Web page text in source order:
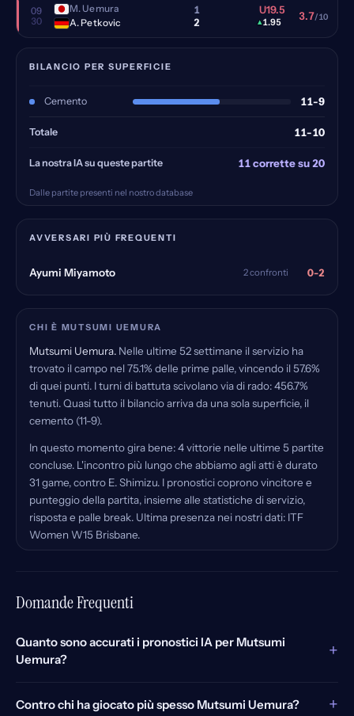
09
30
M. Uemura
A. Petkovic
1
2
U19.5
▴1.95 3.7/10
BILANCIO PER SUPERFICIE
Cemento 11-9
Totale 11-10
La nostra IA su queste partite 11 corrette su 20
Dalle partite presenti nel nostro database
AVVERSARI PIÙ FREQUENTI
Ayumi Miyamoto 2 confronti 0-2
CHI È MUTSUMI UEMURA
Mutsumi Uemura. Nelle ultime 52 settimane il servizio ha
trovato il campo nel 75.1% delle prime palle, vincendo il 57.6%
di quei punti. I turni di battuta scivolano via di rado: 456.7%
tenuti. Quasi tutto il bilancio arriva da una sola superficie, il
cemento (11-9).
In questo momento gira bene: 4 vittorie nelle ultime 5 partite
concluse. L'incontro più lungo che abbiamo agli atti è durato
31 game, contro E. Shimizu. I pronostici coprono vincitore e
punteggio della partita, insieme alle statistiche di servizio,
risposta e palle break. Ultima presenza nei nostri dati: ITF
Women W15 Brisbane.
Domande Frequenti
Quanto sono accurati i pronostici IA per Mutsumi
Uemura?
+
Contro chi ha giocato più spesso Mutsumi Uemura? +